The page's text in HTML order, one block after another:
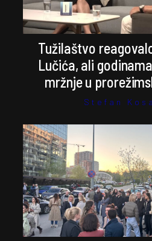
Tužilaštvo
Lučića, ali
mržnje u
Stefan